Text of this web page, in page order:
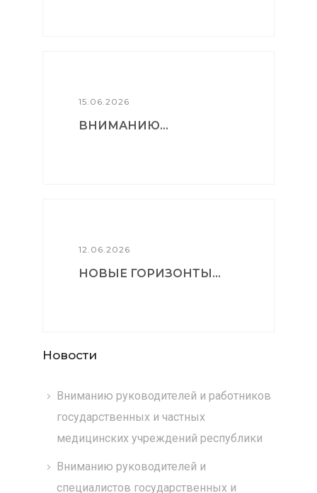
15.06.2026
ВНИМАНИЮ...
12.06.2026
НОВЫЕ ГОРИЗОНТЫ...
Новости
Вниманию руководителей и работников
государственных и частных
медицинских учреждений республики
Вниманию руководителей и
специалистов государственных и